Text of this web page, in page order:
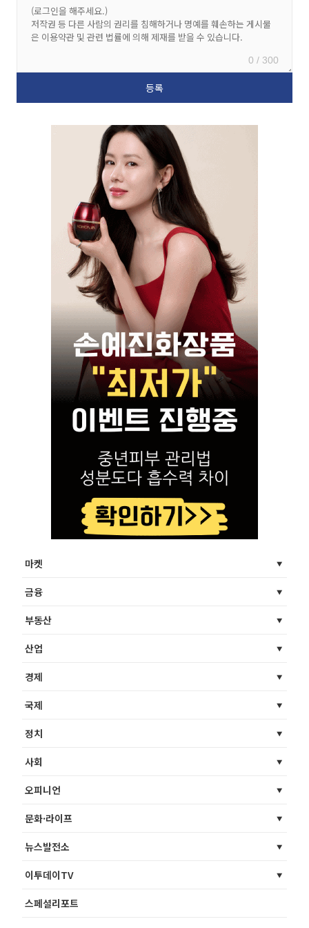
0 / 300
마켓
금융
부동산
산업
경제
국제
정치
사회
오피니언
문화·라이프
뉴스발전소
이투데이TV
스페셜리포트